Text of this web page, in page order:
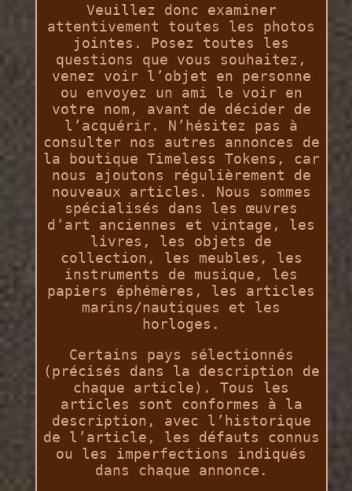
Veuillez donc examiner
attentivement toutes les photos
jointes. Posez toutes les
questions que vous souhaitez,
venez voir l’objet en personne
ou envoyez un ami le voir en
votre nom, avant de décider de
l’acquérir. N’hésitez pas à
consulter nos autres annonces de
la boutique Timeless Tokens, car
nous ajoutons régulièrement de
nouveaux articles. Nous sommes
spécialisés dans les œuvres
d’art anciennes et vintage, les
livres, les objets de
collection, les meubles, les
instruments de musique, les
papiers éphémères, les articles
marins/nautiques et les
horloges.
Certains pays sélectionnés
(précisés dans la description de
chaque article). Tous les
articles sont conformes à la
description, avec l’historique
de l’article, les défauts connus
ou les imperfections indiqués
dans chaque annonce.